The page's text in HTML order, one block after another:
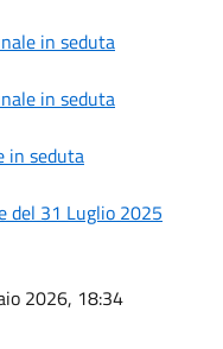
in seduta
in seduta
in seduta
del 31 Luglio 2025
2026, 18:34